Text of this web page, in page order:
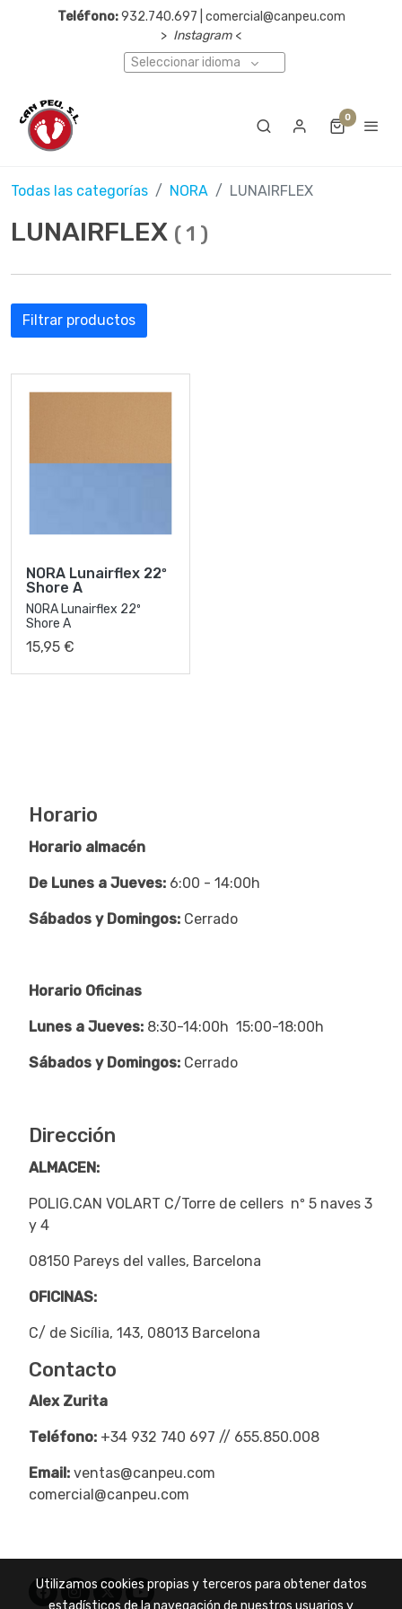
Teléfono:932.740.697 | comercial@canpeu.com
> Instagram <
Seleccionar idioma
0
Todas las categorías NORA LUNAIRFLEX
LUNAIRFLEX (1 )
Filtrar productos
NORA Lunairflex 22º
Shore A
NORA Lunairflex 22º
Shore A
15,95 €
Horario
Horario almacén
De Lunes a Jueves: 6:00 - 14:00h
Sábados y Domingos: Cerrado
Horario Oficinas
Lunes a Jueves: 8:30-14:00h 15:00-18:00h
Sábados y Domingos: Cerrado
Dirección
ALMACEN:
POLIG.CAN VOLART C/Torre de cellers nº 5 naves 3
y 4
08150 Pareys del valles, Barcelona
OFICINAS:
C/ de Sicília, 143, 08013 Barcelona
Contacto
Alex Zurita
Teléfono: +34 932 740 697 // 655.850.008
Email: ventas@canpeu.com
comercial@canpeu.com
Utilizamos cookies propias y terceros para obtener datos
estadísticos de la navegación de nuestros usuarios y